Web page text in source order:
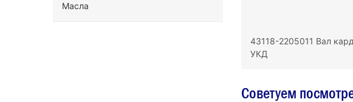
Масла
43118-2205011 Вал
УКД
Советуем